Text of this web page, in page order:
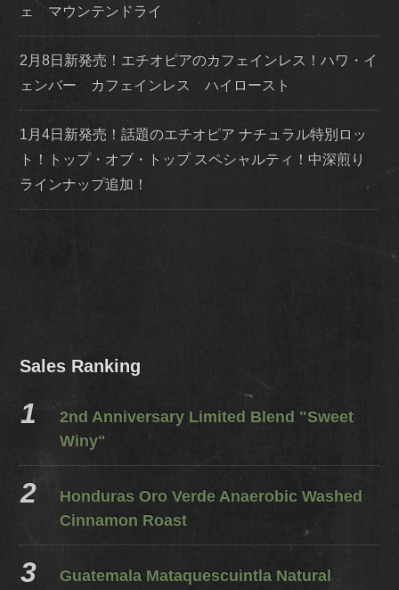
ェ マウンテンドライ
2月8日新発売！エチオピアのカフェインレス！ハワ・イ
ェンバー カフェインレス ハイロースト
1月4日新発売！話題のエチオピア ナチュラル特別ロッ
ト！トップ・オブ・トップ スペシャルティ！中深煎り
ラインナップ追加！
Sales Ranking
2nd Anniversary Limited Blend "Sweet
Winy"
Honduras Oro Verde Anaerobic Washed
Cinnamon Roast
Guatemala Mataquescuintla Natural